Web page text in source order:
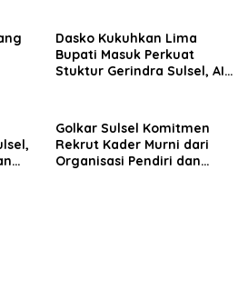
Dasko Kukuhkan Lima
Bupati Masuk Perkuat
Stuktur Gerindra Sulsel, AIA
Golkar Sulsel Komitmen
Rekrut Kader Murni dari
Organisasi Pendiri dan